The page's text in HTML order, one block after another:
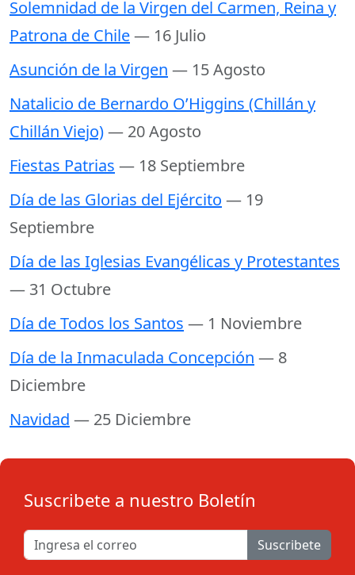
Solemnidad de la Virgen del Carmen, Reina y
Patrona de Chile— 16 Julio
Asunción de la Virgen — 15 Agosto
Natalicio de Bernardo O’Higgins (Chillán y
Chillán Viejo)— 20 Agosto
Fiestas Patrias — 18 Septiembre
Día de las Glorias del Ejército — 19
Septiembre
Día de las Iglesias Evangélicas y Protestantes
— 31 Octubre
Día de Todos los Santos — 1 Noviembre
Día de la Inmaculada Concepción — 8
Diciembre
Navidad — 25 Diciembre
Suscribete a nuestro Boletín
Suscribete